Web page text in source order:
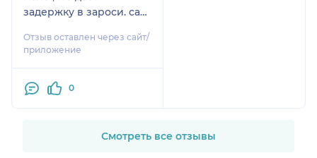
задержку в зароси. сам
двойственное
впечатление. доктор
востребован и поэтому
посоветую я его кому-
Отзыв оставлен через сайт/
приложение
0
Смотреть все отзывы